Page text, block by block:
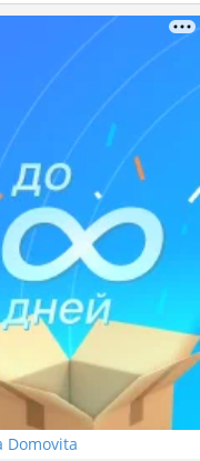
Domovita